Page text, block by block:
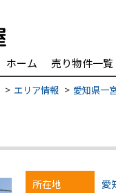
ホーム 売り物件一覧
エリア情報 愛知県一
所在地 愛